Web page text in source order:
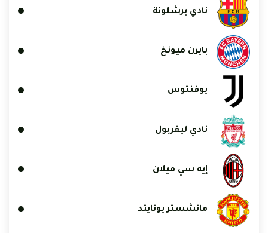
نادي برشلونة
بايرن ميونخ
يوفنتوس
نادي ليفربول
إيه سي ميلان
مانشستر يونايتد